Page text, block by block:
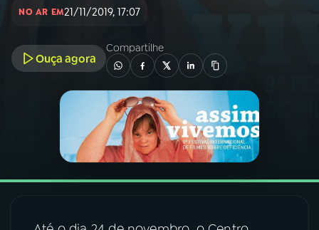
PROGRAMAÇÃO
NO AR EM21/11/2019, 17:07
Ouça agora
Compartilhe